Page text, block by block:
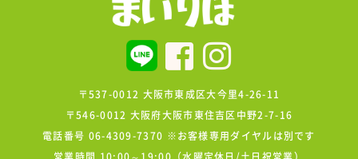
〒537-0012 大阪市東成区大今里4-26-11
〒546-0012 大阪府大阪市東住吉区中野2-7-16
電話番号 06-4309-7370 ※お客様専用ダイヤルは別です
営業時間 10:00～19:00（水曜定休日/土日祝営業）